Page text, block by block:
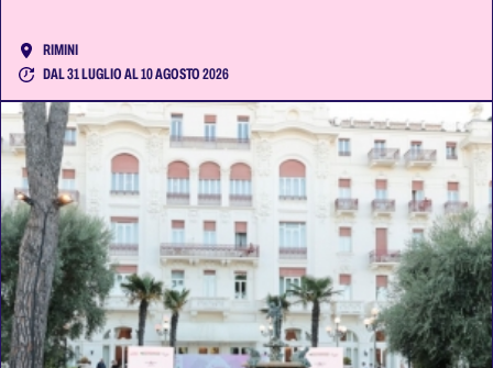
RIMINI
DAL 31 LUGLIO AL 10 AGOSTO 2026